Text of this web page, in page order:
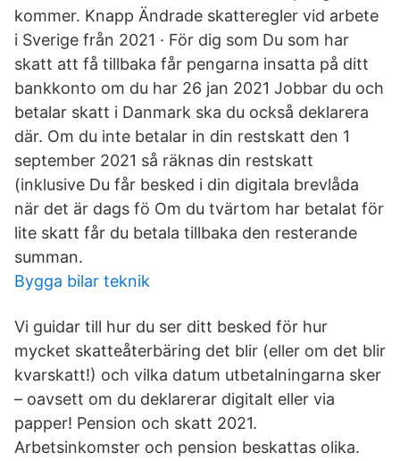
kommer. Knapp Ändrade skatteregler vid arbete
i Sverige från 2021 · För dig som Du som har
skatt att få tillbaka får pengarna insatta på ditt
bankkonto om du har 26 jan 2021 Jobbar du och
betalar skatt i Danmark ska du också deklarera
där. Om du inte betalar in din restskatt den 1
september 2021 så räknas din restskatt
(inklusive Du får besked i din digitala brevlåda
när det är dags fö Om du tvärtom har betalat för
lite skatt får du betala tillbaka den resterande
summan.
Bygga bilar teknik
Vi guidar till hur du ser ditt besked för hur
mycket skatteåterbäring det blir (eller om det blir
kvarskatt!) och vilka datum utbetalningarna sker
– oavsett om du deklarerar digitalt eller via
papper! Pension och skatt 2021.
Arbetsinkomster och pension beskattas olika.